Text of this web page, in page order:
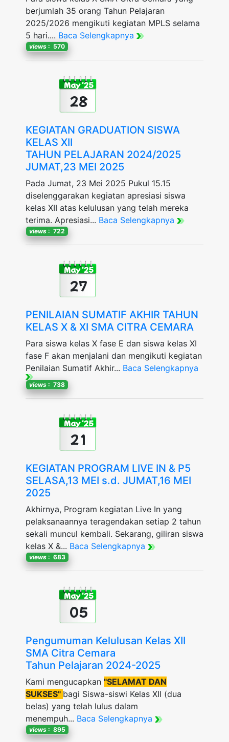
berjumlah 35 orang Tahun Pelajaran
2025/2026 mengikuti kegiatan MPLS selama
5 hari.... Baca Selengkapnya
views : 570
May '25
28
KEGIATAN GRADUATION SISWA
KELAS XII
TAHUN PELAJARAN 2024/2025
JUMAT,23 MEI 2025
Pada Jumat, 23 Mei 2025 Pukul 15.15
diselenggarakan kegiatan apresiasi siswa
kelas XII atas kelulusan yang telah mereka
terima. Apresiasi... Baca Selengkapnya
views : 722
May '25
27
PENILAIAN SUMATIF AKHIR TAHUN
KELAS X & XI SMA CITRA CEMARA
Para siswa kelas X fase E dan siswa kelas XI
fase F akan menjalani dan mengikuti kegiatan
Penilaian Sumatif Akhir... Baca Selengkapnya
views : 738
May '25
21
KEGIATAN PROGRAM LIVE IN & P5
SELASA,13 MEI s.d. JUMAT,16 MEI
2025
Akhirnya, Program kegiatan Live In yang
pelaksanaannya teragendakan setiap 2 tahun
sekali muncul kembali. Sekarang, giliran siswa
kelas X &... Baca Selengkapnya
views : 683
May '25
05
Pengumuman Kelulusan Kelas XII
SMA Citra Cemara
Tahun Pelajaran 2024-2025
Kami mengucapkan "SELAMAT DAN
SUKSES" bagi Siswa-siswi Kelas XII (dua
belas) yang telah lulus dalam
menempuh... Baca Selengkapnya
views : 895